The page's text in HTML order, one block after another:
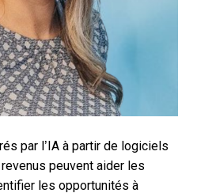
par l’IA à partir de logiciels
peuvent aider les
les opportunités à